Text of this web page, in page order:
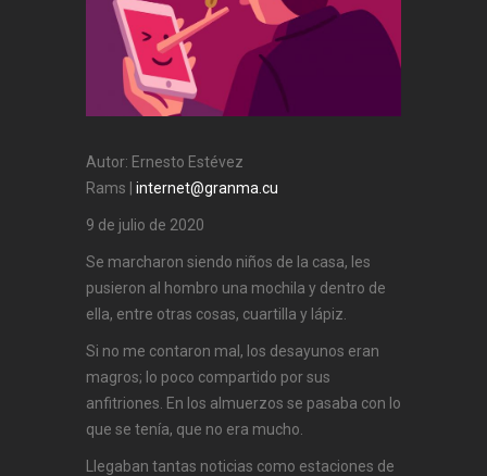
Autor: Ernesto Estévez
Rams | internet@granma.cu
9 de julio de 2020
Se marcharon siendo niños de la casa, les
pusieron al hombro una mochila y dentro de
ella, entre otras cosas, cuartilla y lápiz.
Si no me contaron mal, los desayunos eran
magros; lo poco compartido por sus
anfitriones. En los almuerzos se pasaba con lo
que se tenía, que no era mucho.
Llegaban tantas noticias como estaciones de